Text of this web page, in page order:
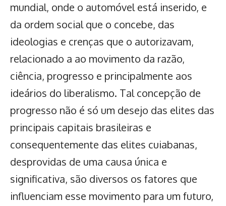
mundial, onde o automóvel está inserido, e
da ordem social que o concebe, das
ideologias e crenças que o autorizavam,
relacionado a ao movimento da razão,
ciência, progresso e principalmente aos
ideários do liberalismo. Tal concepção de
progresso não é só um desejo das elites das
principais capitais brasileiras e
consequentemente das elites cuiabanas,
desprovidas de uma causa única e
significativa, são diversos os fatores que
influenciam esse movimento para um futuro,